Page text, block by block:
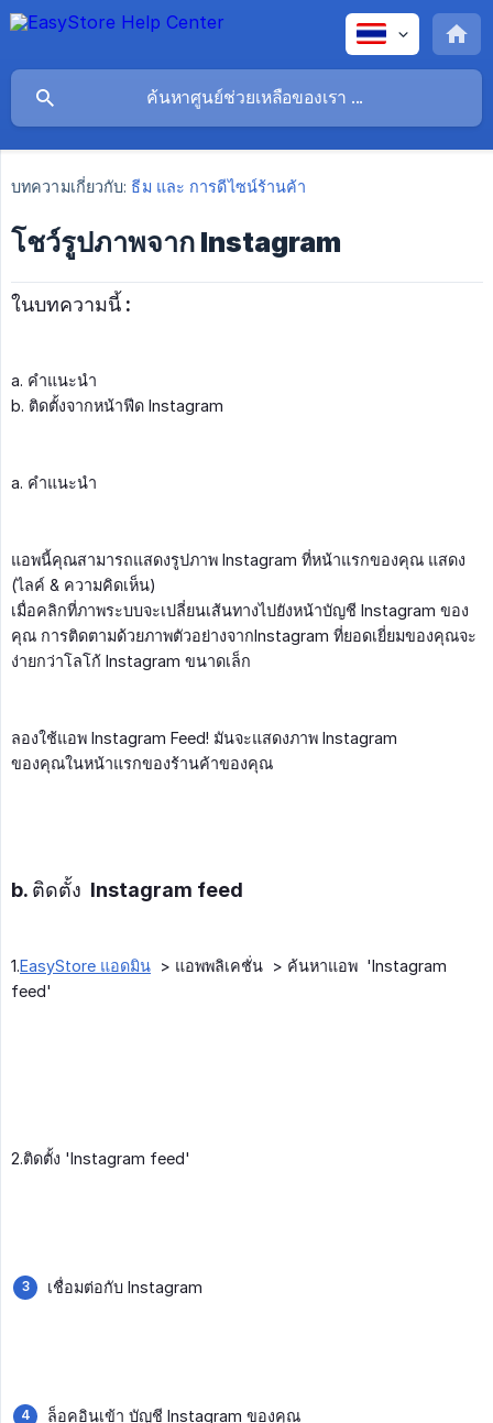
บทความเกี่ยวกับ: ธีม และ การดีไซน์ร้านค้า
โชว์รูปภาพจาก Instagram
ในบทความนี้ :
a. คำแนะนำ
b. ติดตั้งจากหน้าฟีด Instagram
a. คำแนะนำ
แอพนี้คุณสามารถแสดงรูปภาพ Instagram ที่หน้าแรกของคุณ แสดง
(ไลค์ & ความคิดเห็น)
เมื่อคลิกที่ภาพระบบจะเปลี่ยนเส้นทางไปยังหน้าบัญชี Instagram ของ
คุณ การติดตามด้วยภาพตัวอย่างจากInstagram ที่ยอดเยี่ยมของคุณจะ
ง่ายกว่าโลโก้ Instagram ขนาดเล็ก
ลองใช้แอพ Instagram Feed! มันจะแสดงภาพ Instagram
ของคุณในหน้าแรกของร้านค้าของคุณ
b. ติดตั้ง Instagram feed
1.EasyStore แอดมิน > แอพพลิเคชั่น > ค้นหาแอพ 'Instagram
feed'
2.ติดตั้ง 'Instagram feed'
เชื่อมต่อกับ Instagram
ล็อคอินเข้า บัญชี Instagram ของคุณ